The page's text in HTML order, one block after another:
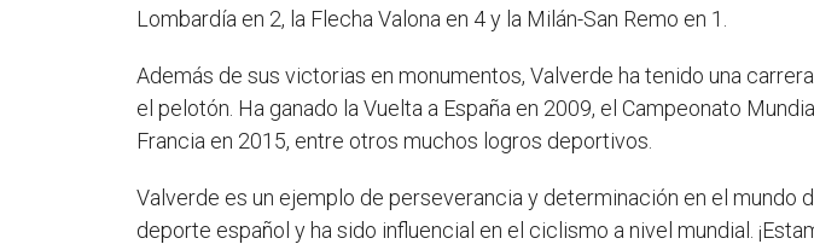
Lombardía en 2, la Flecha Valona en 4 y la Milán-San Remo en 1.
Además de sus victorias en monumentos, Valverde ha tenido una
el pelotón. Ha ganado la Vuelta a España en 2009, el Campeonato
Francia en 2015, entre otros muchos logros deportivos.
Valverde es un ejemplo de perseverancia y determinación en el mundo
deporte español y ha sido influencial en el ciclismo a nivel mundial.